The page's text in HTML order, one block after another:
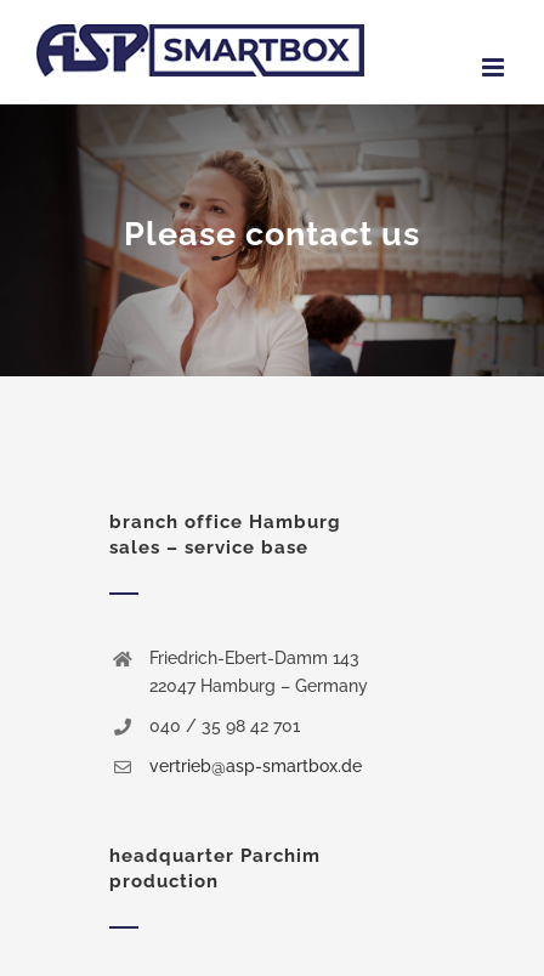
content
Please contact us
branch office Hamburg
sales – service base
Friedrich-Ebert-Damm 143
22047 Hamburg – Germany
040 / 35 98 42 701
vertrieb@asp-smartbox.de
headquarter Parchim
production